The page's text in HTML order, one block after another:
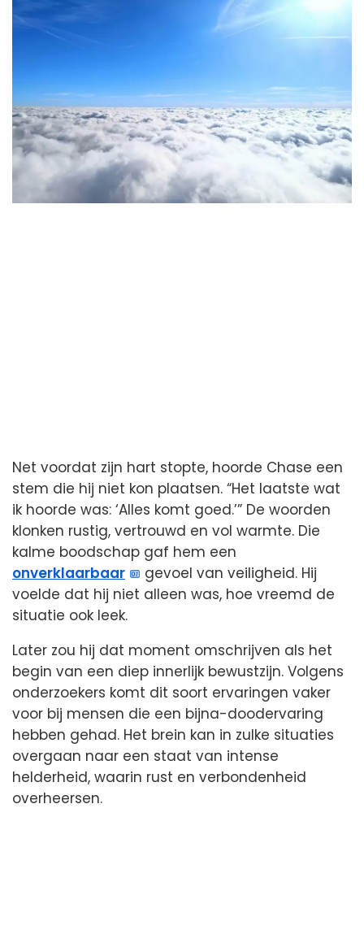
Net voordat zijn hart stopte, hoorde Chase een
stem die hij niet kon plaatsen. “Het laatste wat
ik hoorde was: ‘Alles komt goed.’” De woorden
klonken rustig, vertrouwd en vol warmte. Die
kalme boodschap gaf hem een
onverklaarbaar
gevoel van veiligheid. Hij
voelde dat hij niet alleen was, hoe vreemd de
situatie ook leek.
Later zou hij dat moment omschrijven als het
begin van een diep innerlijk bewustzijn. Volgens
onderzoekers komt dit soort ervaringen vaker
voor bij mensen die een bijna-doodervaring
hebben gehad. Het brein kan in zulke situaties
overgaan naar een staat van intense
helderheid, waarin rust en verbondenheid
overheersen.